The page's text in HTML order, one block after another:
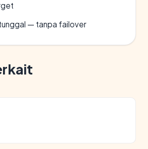
— tanpa failover